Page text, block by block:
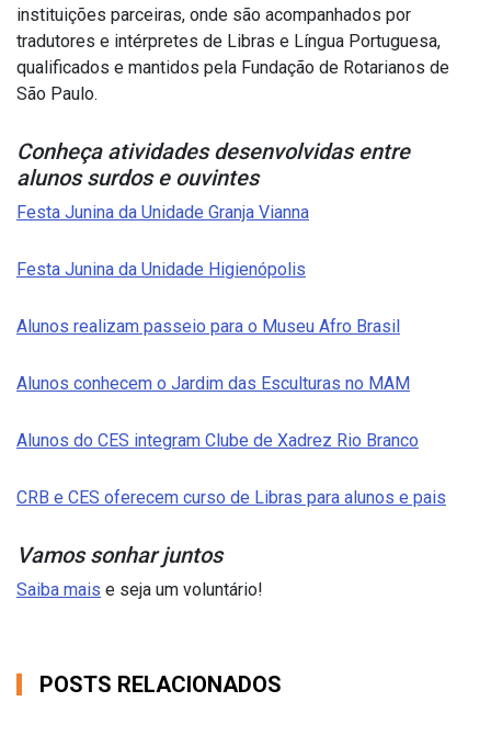
instituições parceiras, onde são acompanhados por
tradutores e intérpretes de Libras e Língua Portuguesa,
qualificados e mantidos pela Fundação de Rotarianos de
São Paulo.
Conheça atividades desenvolvidas entre
alunos surdos e ouvintes
Festa Junina da Unidade Granja Vianna
Festa Junina da Unidade Higienópolis
Alunos realizam passeio para o Museu Afro Brasil
Alunos conhecem o Jardim das Esculturas no MAM
Alunos do CES integram Clube de Xadrez Rio Branco
CRB e CES oferecem curso de Libras para alunos e pais
Vamos sonhar juntos
Saiba mais e seja um voluntário!
POSTS RELACIONADOS